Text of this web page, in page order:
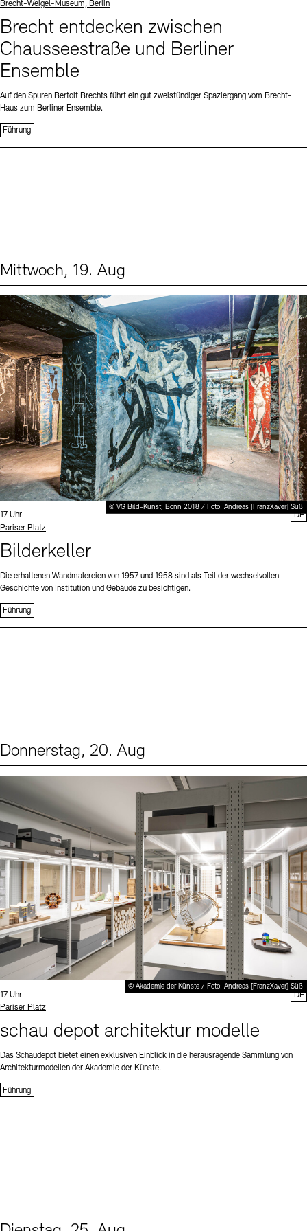
Standort
Brecht-Weigel-Museum, Berlin
Brecht entdecken zwischen
Chausseestraße und Berliner
Ensemble
Auf den Spuren Bertolt Brechts führt ein gut zweistündiger Spaziergang vom Brecht-
Haus zum Berliner Ensemble.
Führung
Mittwoch, 19. Aug
© VG Bild-Kunst, Bonn 2018 / Foto: Andreas [FranzXaver] Süß
Uhrzeit:
17 Uhr
Standort
Pariser Platz
Bilderkeller
Die erhaltenen Wandmalereien von 1957 und 1958 sind als Teil der wechselvollen
Geschichte von Institution und Gebäude zu besichtigen.
Führung
DE
Donnerstag, 20. Aug
© Akademie der Künste / Foto: Andreas [FranzXaver] Süß
Uhrzeit:
17 Uhr
Standort
Pariser Platz
schau depot architektur modelle
Das Schaudepot bietet einen exklusiven Einblick in die herausragende Sammlung von
Architekturmodellen der Akademie der Künste.
Führung
DE